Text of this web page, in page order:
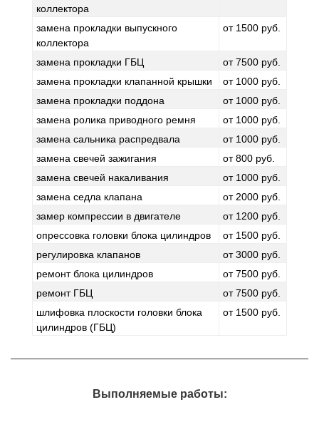
коллектора
замена прокладки выпускного
коллектора
от 1500 руб.
замена прокладки ГБЦ
от 7500 руб.
замена прокладки клапанной крышки
от 1000 руб.
замена прокладки поддона
от 1000 руб.
замена ролика приводного ремня
от 1000 руб.
замена сальника распредвала
от 1000 руб.
замена свечей зажигания
от 800 руб.
замена свечей накаливания
от 1000 руб.
замена седла клапана
от 2000 руб.
замер компрессии в двигателе
от 1200 руб.
опрессовка головки блока цилиндров
от 1500 руб.
регулировка клапанов
от 3000 руб.
ремонт блока цилиндров
от 7500 руб.
ремонт ГБЦ
от 7500 руб.
шлифовка плоскости головки блока
цилиндров (ГБЦ)
от 1500 руб.
Выполняемые работы: